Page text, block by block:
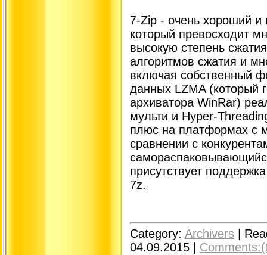
7-Zip - очень хороший и
который превосходит
высокую степень
алгоритмов сжатия и
включая собственный
данных LZMA (который
архиватора WinRar)
мульти и Hyper-
плюс на платформах с
сравнении с
присутствует
7z.
Category: Archivers
04.09.2015